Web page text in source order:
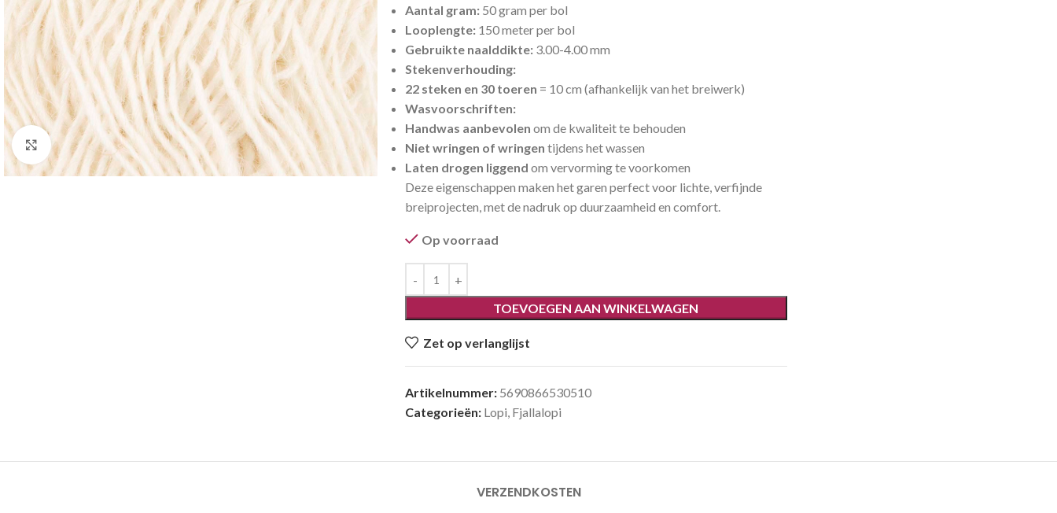
Klik om te vergroten
Aantal gram: 50 gram per bol
Looplengte: 150 meter per bol
Gebruikte naalddikte: 3.00-4.00 mm
Stekenverhouding:
22 steken en 30 toeren = 10 cm (afhankelijk van het breiwerk)
Wasvoorschriften:
Handwas aanbevolen om de kwaliteit te behouden
Niet wringen of wringen tijdens het wassen
Laten drogen liggend om vervorming te voorkomen
Deze eigenschappen maken het garen perfect voor lichte, verfijnde
breiprojecten, met de nadruk op duurzaamheid en comfort.
Op voorraad
TOEVOEGEN AAN WINKELWAGEN
Zet op verlanglijst
Artikelnummer: 5690866530510
Categorieën: Lopi, Fjallalopi
VERZENDKOSTEN